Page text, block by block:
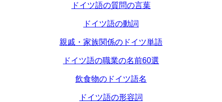
ドイツ語の質問の言葉
ドイツ語の動詞
親戚・家族関係のドイツ単語
ドイツ語の職業の名前60選
飲食物のドイツ語名
ドイツ語の形容詞